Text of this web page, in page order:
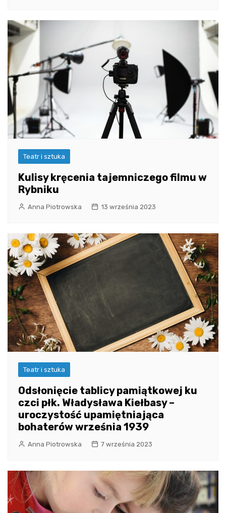
Teatr i sztuka
Kulisy kręcenia tajemniczego filmu w
Rybniku
Anna Piotrowska 13 września 2023
Teatr i sztuka
Odsłonięcie tablicy pamiątkowej ku
czci płk. Władysława Kiełbasy –
uroczystość upamiętniająca
bohaterów września 1939
Anna Piotrowska 7 września 2023